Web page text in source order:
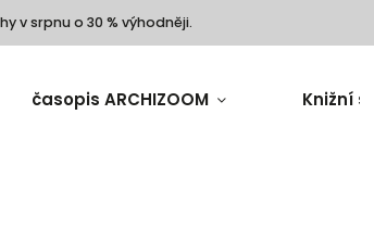
v srpnu o 30 % výhodněji.
časopis ARCHIZOOM Knižní